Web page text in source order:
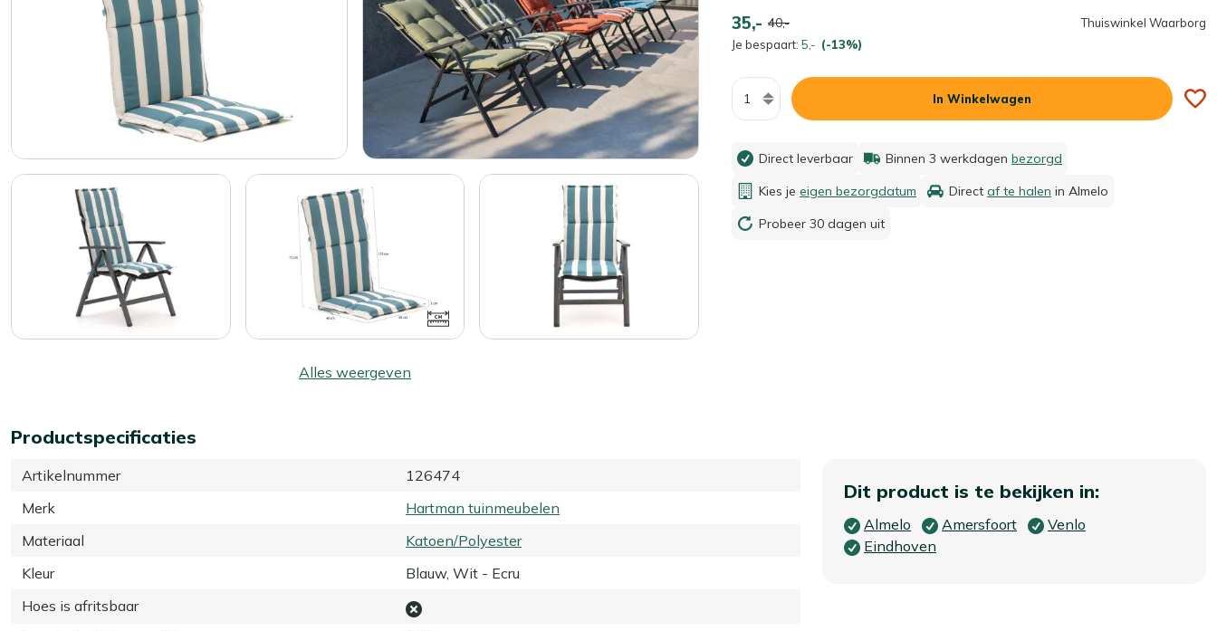
Alles weergeven
35,- 40,-
Je bespaart: 5,- (-13%)
Thuiswinkel Waarborg
Aantal
In Winkelwagen
Direct leverbaar Binnen 3 werkdagen bezorgd
Kies je eigen bezorgdatum Direct af te halen in Almelo
Probeer 30 dagen uit
Productspecificaties
Artikelnummer
126474
Merk
Hartman tuinmeubelen
Materiaal
Katoen/Polyester
Kleur
Blauw, Wit - Ecru
Hoes is afritsbaar
Dit product is te bekijken in:
Almelo Amersfoort
Venlo
Eindhoven